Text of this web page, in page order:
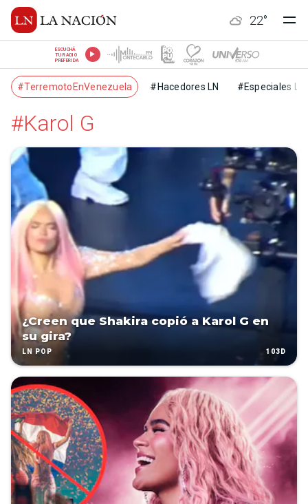
22°
ESCUCHÁ
TU RADIO
PREFERIDA
#TerremotoEnVenezuela #Hacedores LN #Especiales LN
#Karol G
¿Creen que Shakira copió a Karol G en
su gira?
LN POP 103D